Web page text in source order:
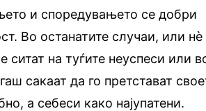
и споредувањето се добри
Во останатите случаи, или нѐ
ситат на туѓите неуспеси или
сакаат да го претстават
а себеси како најупатени.